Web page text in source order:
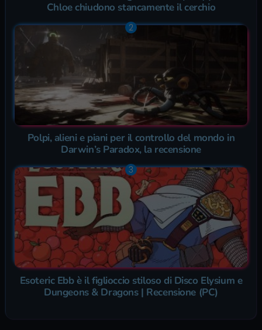
Chloe chiudono stancamente il cerchio
Polpi, alieni e piani per il controllo del mondo in
Darwin’s Paradox, la recensione
Esoteric Ebb è il figlioccio stiloso di Disco Elysium e
Dungeons & Dragons | Recensione (PC)